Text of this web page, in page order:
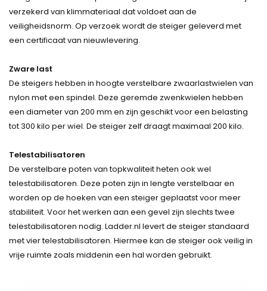
verzekerd van klimmateriaal dat voldoet aan de
veiligheidsnorm. Op verzoek wordt de steiger geleverd met
een certificaat van nieuwlevering.
Zware last
De steigers hebben in hoogte verstelbare zwaarlastwielen van
nylon met een spindel. Deze geremde zwenkwielen hebben
een diameter van 200 mm en zijn geschikt voor een belasting
tot 300 kilo per wiel. De steiger zelf draagt maximaal 200 kilo.
Telestabilisatoren
De verstelbare poten van topkwaliteit heten ook wel
telestabilisatoren. Deze poten zijn in lengte verstelbaar en
worden op de hoeken van een steiger geplaatst voor meer
stabiliteit. Voor het werken aan een gevel zijn slechts twee
telestabilisatoren nodig. Ladder.nl levert de steiger standaard
met vier telestabilisatoren. Hiermee kan de steiger ook veilig in
vrije ruimte zoals middenin een hal worden gebruikt.